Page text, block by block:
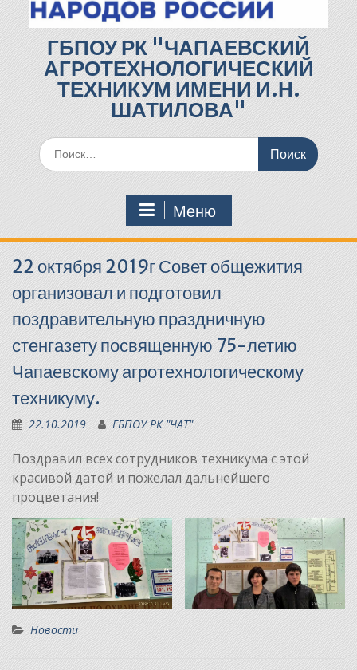
ГБПОУ РК "ЧАПАЕВСКИЙ
АГРОТЕХНОЛОГИЧЕСКИЙ
ТЕХНИКУМ ИМЕНИ И.Н.
ШАТИЛОВА"
Поиск
по:
Меню
22 октября 2019г Совет общежития
организовал и подготовил
поздравительную праздничную
стенгазету посвященную 75-летию
Чапаевскому агротехнологическому
техникуму.
22.10.2019 ГБПОУ РК "ЧАТ"
Поздравил всех сотрудников техникума с этой
красивой датой и пожелал дальнейшего
процветания!
Новости